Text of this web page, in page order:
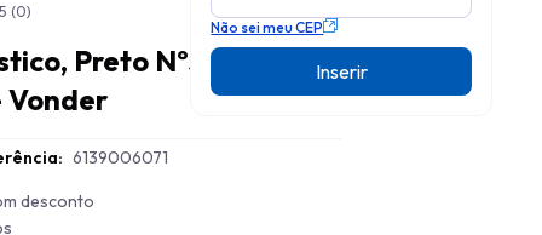
Não sei meu CEP
Inserir
(0)
Preto Nº3
Vonder
6139006071
desconto